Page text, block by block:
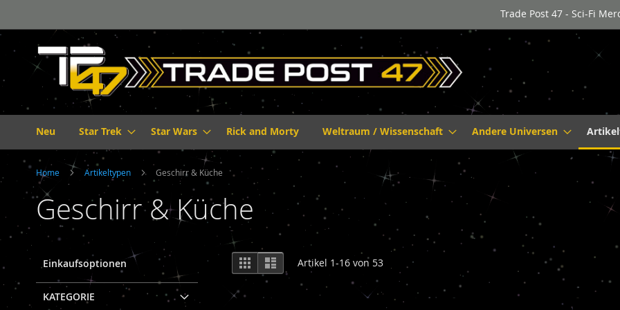
zum
Trade Post 47 - Sci-Fi
Neu Star Trek Star Wars Rick and Morty Weltraum / Wissenschaft Andere Universen
Home Artikeltypen Geschirr & Küche
Geschirr & Küche
Ansicht
als
RasterListe Artikel 1-16 von 53
Einkaufsoptionen
KATEGORIE